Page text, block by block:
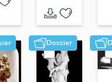
Dossier